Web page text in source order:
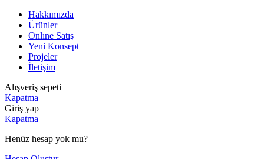
Hakkımızda
Ürünler
Onlıne Satış
Yeni Konsept
Projeler
İletişim
Alışveriş sepeti
Kapatma
Giriş yap
Kapatma
Henüz hesap yok mu?